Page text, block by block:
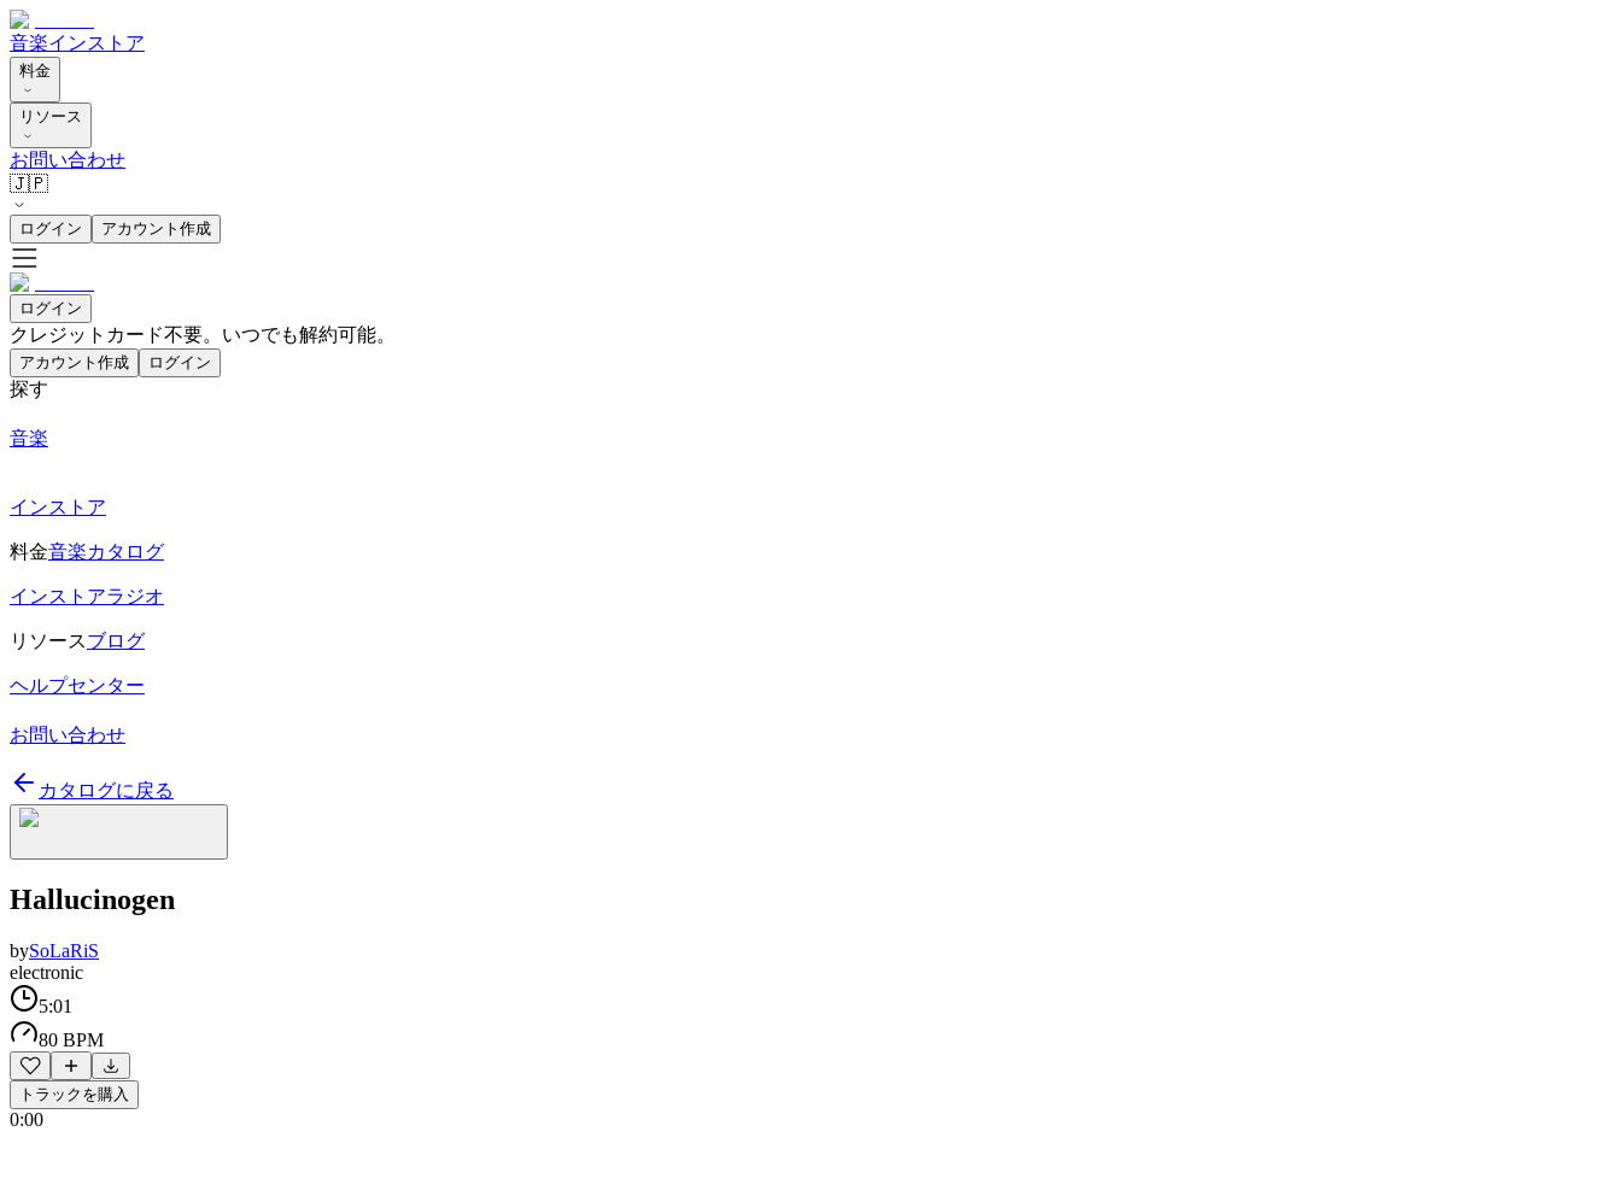
音楽インストア
料金
リソース
お問い合わせ
🇯🇵
ログイン アカウント作成
ログイン
クレジットカード不要。いつでも解約可能。
アカウント作成 ログイン
探す
音楽
インストア
料金音楽カタログ
インストアラジオ
リソースブログ
ヘルプセンター
お問い合わせ
カタログに戻る
Hallucinogen
bySoLaRiS
electronic
5:01
80 BPM
トラックを購入
0:00